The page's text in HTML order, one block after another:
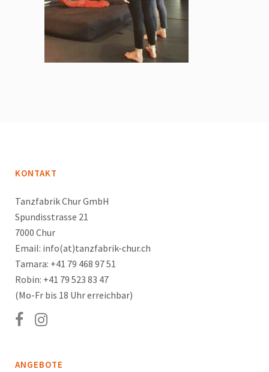
KONTAKT
Tanzfabrik Chur GmbH
Spundisstrasse 21
7000 Chur
Email: info(at)tanzfabrik-chur.ch
Tamara: +41 79 468 97 51
Robin: +41 79 523 83 47
(Mo-Fr bis 18 Uhr erreichbar)
ANGEBOTE